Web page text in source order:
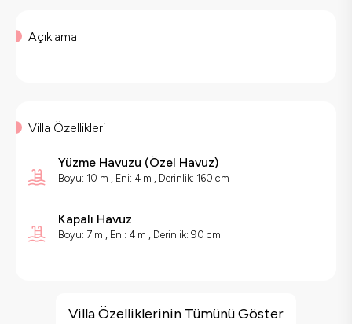
Açıklama
Villa Özellikleri
Yüzme Havuzu (Özel Havuz)
Boyu: 10 m , Eni: 4 m , Derinlik: 160 cm
Kapalı Havuz
Boyu: 7 m , Eni: 4 m , Derinlik: 90 cm
Deniz Manzarası
Villa Özelliklerinin Tümünü Göster